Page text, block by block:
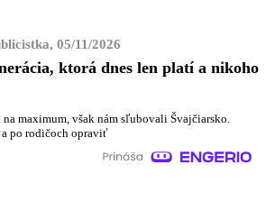
05/11/2026
ktorá dnes len platí a nikoho
maximum, však nám sľubovali Švajčiarsko.
po rodičoch opraviť